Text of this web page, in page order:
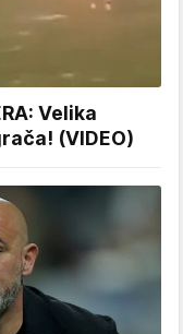
Velika
(VIDEO)